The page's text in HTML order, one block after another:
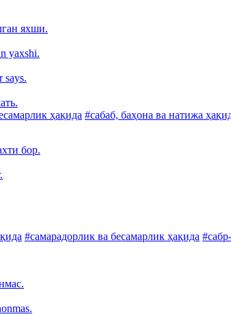
яхши.
yaxshi.
says.
ҳақида #сабаб, баҳона ва натижа
бор.
#самарадорлик ва бесамарлик ҳақида